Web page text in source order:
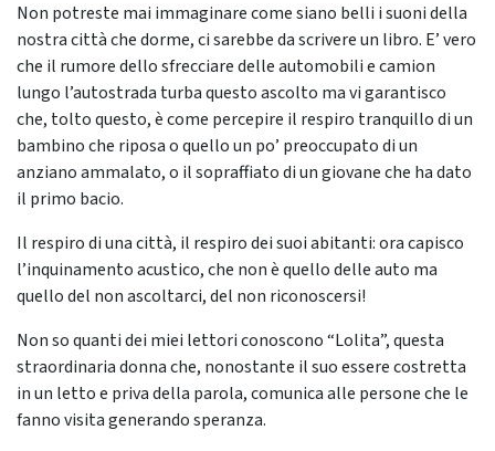
Non potreste mai immaginare come siano belli i suoni della
nostra città che dorme, ci sarebbe da scrivere un libro. E’ vero
che il rumore dello sfrecciare delle automobili e camion
lungo l’autostrada turba questo ascolto ma vi garantisco
che, tolto questo, è come percepire il respiro tranquillo di un
bambino che riposa o quello un po’ preoccupato di un
anziano ammalato, o il sopraffiato di un giovane che ha dato
il primo bacio.
Il respiro di una città, il respiro dei suoi abitanti: ora capisco
l’inquinamento acustico, che non è quello delle auto ma
quello del non ascoltarci, del non riconoscersi!
Non so quanti dei miei lettori conoscono “Lolita”, questa
straordinaria donna che, nonostante il suo essere costretta
in un letto e priva della parola, comunica alle persone che le
fanno visita generando speranza.